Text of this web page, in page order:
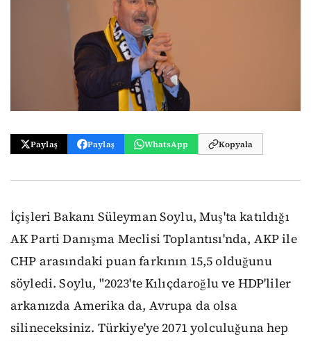
Paylaş Paylaş WhatsApp Kopyala
İçişleri Bakanı Süleyman Soylu, Muş'ta katıldığı
AK Parti Danışma Meclisi Toplantısı'nda, AKP ile
CHP arasındaki puan farkının 15,5 olduğunu
söyledi. Soylu, "2023'te Kılıçdaroğlu ve HDP'liler
arkanızda Amerika da, Avrupa da olsa
silineceksiniz. Türkiye'ye 2071 yolculuğuna hep